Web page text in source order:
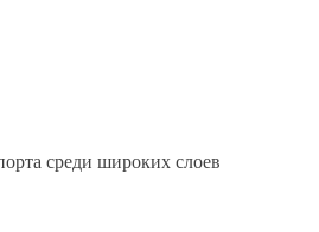
среди широких слоев